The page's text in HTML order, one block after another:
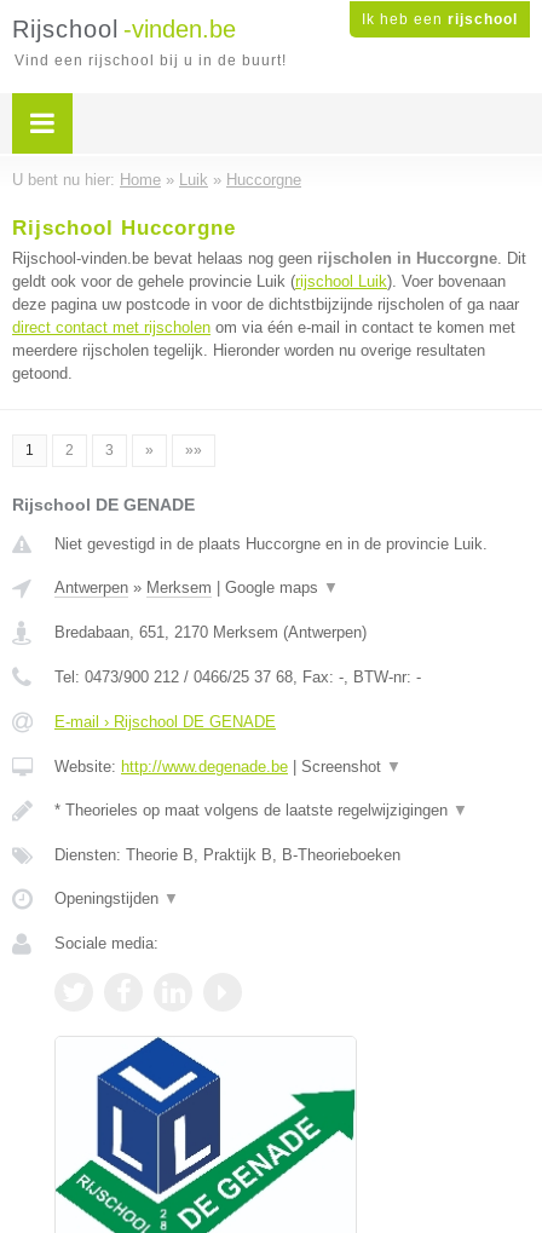
Ik heb een rijschool
Rijschool -vinden.be
Vind een rijschool bij u in de buurt!
U bent nu hier: Home » Luik » Huccorgne
Rijschool Huccorgne
Rijschool-vinden.be bevat helaas nog geen rijscholen in Huccorgne. Dit
geldt ook voor de gehele provincie Luik (rijschool Luik). Voer bovenaan
deze pagina uw postcode in voor de dichtstbijzijnde rijscholen of ga naar
direct contact met rijscholen om via één e-mail in contact te komen met
meerdere rijscholen tegelijk. Hieronder worden nu overige resultaten
getoond.
1 2 3 » »»
Rijschool DE GENADE
Niet gevestigd in de plaats Huccorgne en in de provincie Luik.
Antwerpen » Merksem Google maps ▼
Bredabaan, 651, 2170 Merksem (Antwerpen)
Tel: 0473/900 212 / 0466/25 37 68, Fax: -, BTW-nr: -
E-mail › Rijschool DE GENADE
Website: http://www.degenade.be Screenshot ▼
* Theorieles op maat volgens de laatste regelwijzigingen ▼
Diensten: Theorie B, Praktijk B, B-Theorieboeken
Openingstijden ▼
Sociale media: